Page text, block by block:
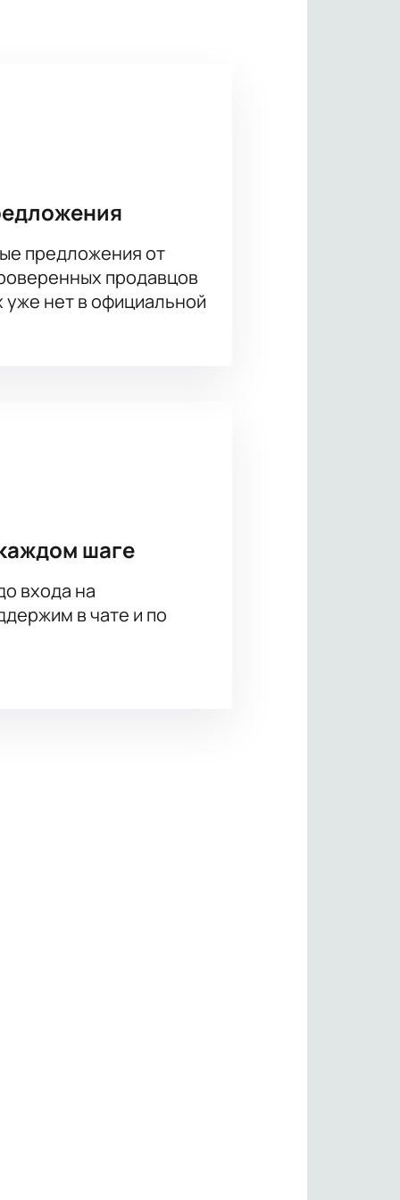
отличного кино! Начало
лучшие места!
предложения от
продавцов
нет в официальной
шаге
входа на
в чате и по